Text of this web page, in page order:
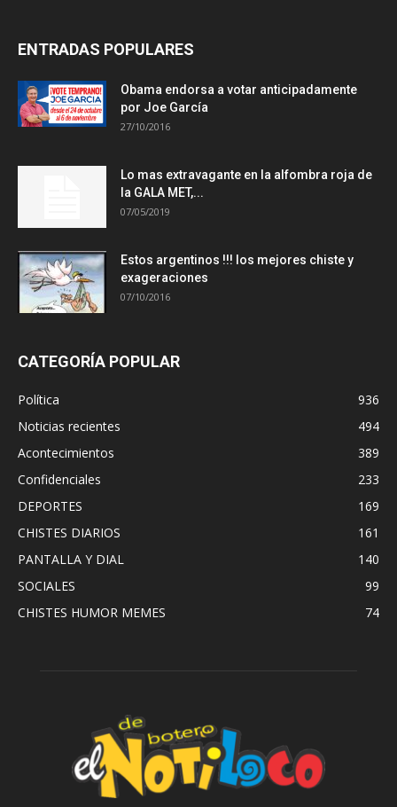
ENTRADAS POPULARES
Obama endorsa a votar anticipadamente
por Joe García
27/10/2016
Lo mas extravagante en la alfombra roja de
la GALA MET,...
07/05/2019
Estos argentinos !!! los mejores chiste y
exageraciones
07/10/2016
CATEGORÍA POPULAR
Política
936
Noticias recientes
494
Acontecimientos
389
Confidenciales
233
DEPORTES
169
CHISTES DIARIOS
161
PANTALLA Y DIAL
140
SOCIALES
99
CHISTES HUMOR MEMES
74